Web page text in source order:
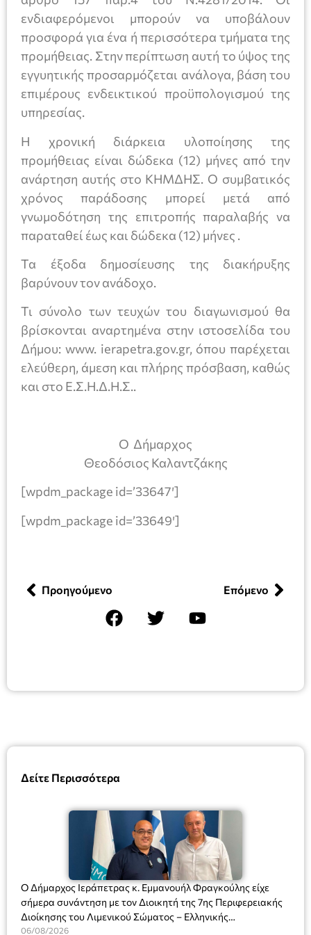
Δείτε Περισσότερα
Ο Δήμαρχος Ιεράπετρας κ. Εμμανουήλ Φραγκούλης είχε
σήμερα συνάντηση με τον Διοικητή της 7ης Περιφερειακής
Διοίκησης του Λιμενικού Σώματος – Ελληνικής
Ακτοφυλακής (Λ.Σ.-ΕΛ.ΑΚΤ.), Αρχιπλοίαρχο Λ.Σ. κ. Ιωάννη
06/08/2026
ενδιαφερόμενοι μπορούν να υποβάλουν
προσφορά για ένα ή περισσότερα τμήματα της
προμήθειας. Στην περίπτωση αυτή το ύψος της
εγγυητικής προσαρμόζεται ανάλογα, βάση του
επιμέρους ενδεικτικού προϋπολογισμού της
υπηρεσίας.
Η χρονική διάρκεια υλοποίησης της
προμήθειας είναι δώδεκα (12) μήνες από την
ανάρτηση αυτής στο ΚΗΜΔΗΣ. Ο συμβατικός
χρόνος παράδοσης μπορεί μετά από
γνωμοδότηση της επιτροπής παραλαβής να
παραταθεί έως και δώδεκα (12) μήνες .
Τα έξοδα δημοσίευσης της διακήρυξης
βαρύνουν τον ανάδοχο.
Τι σύνολο των τευχών του διαγωνισμού θα
βρίσκονται αναρτημένα στην ιστοσελίδα του
Δήμου: www. ierapetra.gov.gr, όπου παρέχεται
ελεύθερη, άμεση και πλήρης πρόσβαση, καθώς
και στο Ε.Σ.Η.Δ.Η.Σ..
Ο Δήμαρχος
Θεοδόσιος Καλαντζάκης
[wpdm_package id=’33647′]
[wpdm_package id=’33649′]
Προηγούμενο Επόμενο